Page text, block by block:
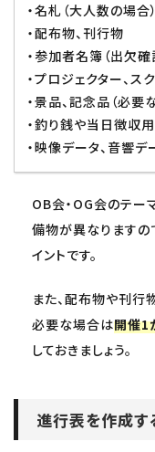
・名札（大人数の場合）
・配布物、刊行物
・参加者名簿（出欠確
・プロジェクター、ス
・景品、記念品（必要
・釣り銭や当日徴収
・映像データ、音響デ
OB会・OG会のテー
備物が異なりますの
イントです。
また、配布物や刊行
必要な場合は開催1
しておきましょう。
進行表を作成す